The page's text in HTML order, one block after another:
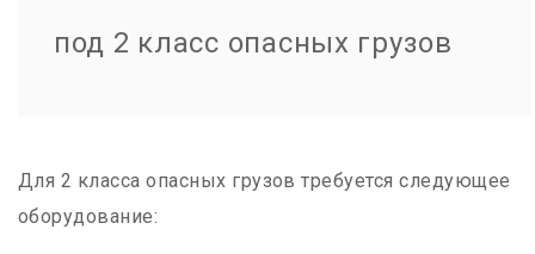
под 2 класс опасных грузов
Для 2 класса опасных грузов требуется следующее
оборудование: